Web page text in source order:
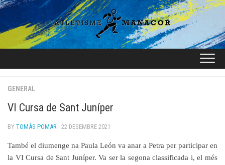
Skip
to
content
GENERAL
VI Cursa de Sant Juníper
BY TOMÀS POMAR · 22 DESEMBRE 2021
També el diumenge na Paula León va anar a Petra per participar en
la VI Cursa de Sant Juníper.Va ser la segona classificada i, el més